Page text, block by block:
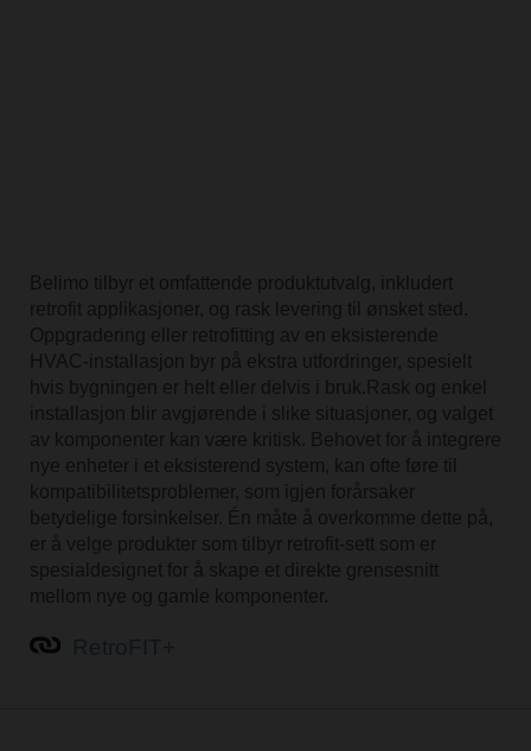
Belimo tilbyr et omfattende produktutvalg, inkludert
retrofit applikasjoner, og rask levering til ønsket sted.
Oppgradering eller retrofitting av en eksisterende
HVAC-installasjon byr på ekstra utfordringer, spesielt
hvis bygningen er helt eller delvis i bruk.Rask og enkel
installasjon blir avgjørende i slike situasjoner, og valget
av komponenter kan være kritisk. Behovet for å integrere
nye enheter i et eksisterend system, kan ofte føre til
kompatibilitetsproblemer, som igjen forårsaker
betydelige forsinkelser. Én måte å overkomme dette på,
er å velge produkter som tilbyr retrofit-sett som er
spesialdesignet for å skape et direkte grensesnitt
mellom nye og gamle komponenter.